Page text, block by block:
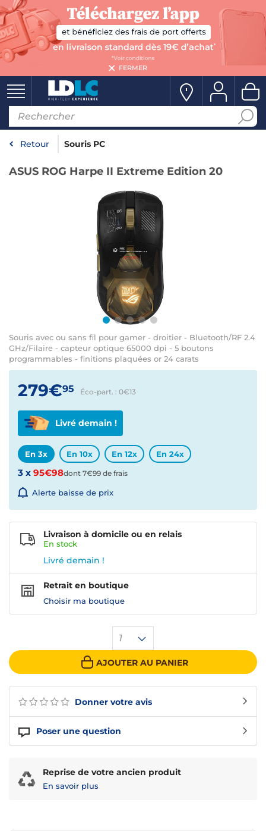
FERMER
Retour Souris PC
ASUS ROG Harpe II Extreme Edition 20
Souris avec ou sans fil pour gamer - droitier - Bluetooth/RF 2.4
GHz/Filaire - capteur optique 65000 dpi - 5 boutons
programmables - finitions plaquées or 24 carats
Donner votre avis
Poser une question
279€95 Éco-part. : 0€13
Livré demain !
En 3x En 10x En 12x En 24x
3 x 95€98dont 7€99 de frais
Alerte baisse de prix
1
AJOUTER AU PANIER
Livraison à domicile ou en relais
En stock
Livré demain !
Retrait en boutique
Choisir ma boutique
Reprise de votre ancien produit
En savoir plus